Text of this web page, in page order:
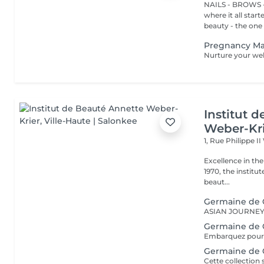
NAILS - BROWS
where it all
beauty - the one
Pregnancy
Institut
Weber-
1, Rue Philippe II
Excellence in the service of
1970, the
beaut...
Germaine de
Germaine de
Germaine de